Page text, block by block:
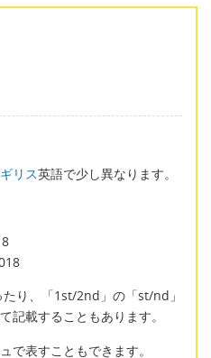
リス英語で少し異なります。
り、「1st/2nd」の「st/nd」
記載することもあります。
で表すこともできます。